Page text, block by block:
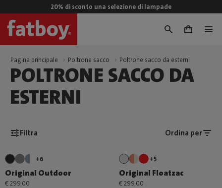
20% di sconto una selezione di lampade
0
Pagina principale Poltrone sacco Poltrone sacco da esterni
POLTRONE SACCO DA
ESTERNI
Filtra Ordina per
+6
Original Outdoor
€ 299,00
+5
Original Floatzac
€ 299,00